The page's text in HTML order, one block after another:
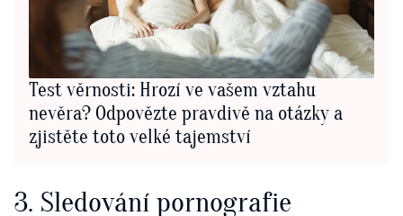
Test věrnosti: Hrozí ve vašem vztahu
nevěra? Odpovězte pravdivě na otázky a
zjistěte toto velké tajemství
3. Sledování pornografie